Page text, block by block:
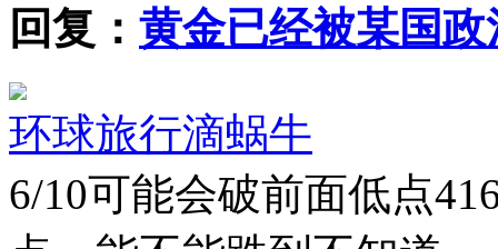
回复： 黄金已经被某国政
环球旅行滴蜗牛
6/10可能会破前面低点